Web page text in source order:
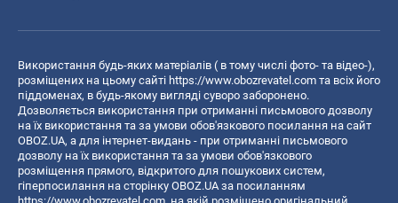
Використання будь-яких матеріалів ( в тому числі фото- та відео-),
розміщених на цьому сайті https://www.obozrevatel.com та всіх його
піддоменах, в будь-якому вигляді суворо заборонено.
Дозволяється використання при отриманні письмового дозволу
на їх використання та за умови обов'язкового посилання на сайт
OBOZ.UA, а для інтернет-видань - при отриманні письмового
дозволу на їх використання та за умови обов'язкового
розміщення прямого, відкритого для пошукових систем,
гіперпосилання на сторінку OBOZ.UA за посиланням